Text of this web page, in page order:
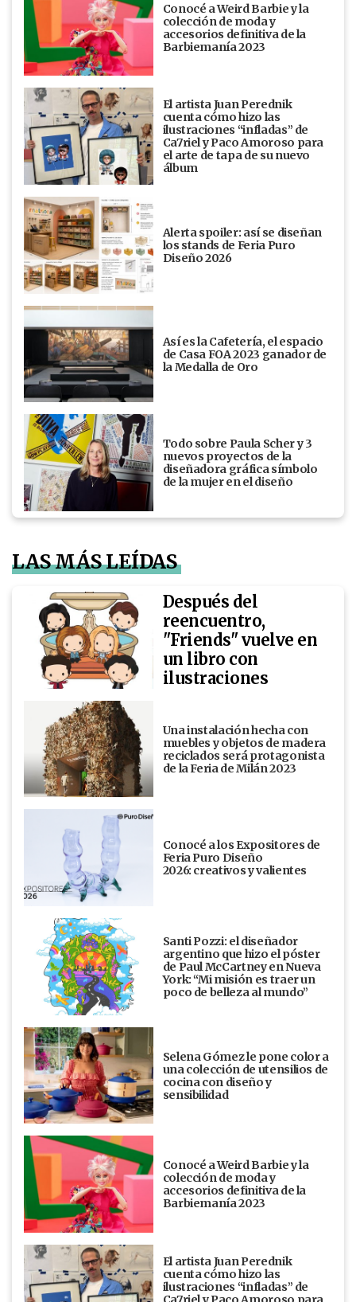
Conocé a Weird Barbie y la
colección de moda y
accesorios definitiva de la
Barbiemanía 2023
El artista Juan Perednik
cuenta cómo hizo las
ilustraciones “infladas” de
Ca7riel y Paco Amoroso para
el arte de tapa de su nuevo
álbum
Alerta spoiler: así se diseñan
los stands de Feria Puro
Diseño 2026
Así es la Cafetería, el espacio
de Casa FOA 2023 ganador de
la Medalla de Oro
Todo sobre Paula Scher y 3
nuevos proyectos de la
diseñadora gráfica símbolo
de la mujer en el diseño
LAS MÁS LEÍDAS
Después del
reencuentro,
"Friends" vuelve en
un libro con
ilustraciones
Una instalación hecha con
muebles y objetos de madera
reciclados será protagonista
de la Feria de Milán 2023
Conocé a los Expositores de
Feria Puro Diseño
2026: creativos y valientes
Santi Pozzi: el diseñador
argentino que hizo el póster
de Paul McCartney en Nueva
York: “Mi misión es traer un
poco de belleza al mundo”
Selena Gómez le pone color a
una colección de utensilios de
cocina con diseño y
sensibilidad
Conocé a Weird Barbie y la
colección de moda y
accesorios definitiva de la
Barbiemanía 2023
El artista Juan Perednik
cuenta cómo hizo las
ilustraciones “infladas” de